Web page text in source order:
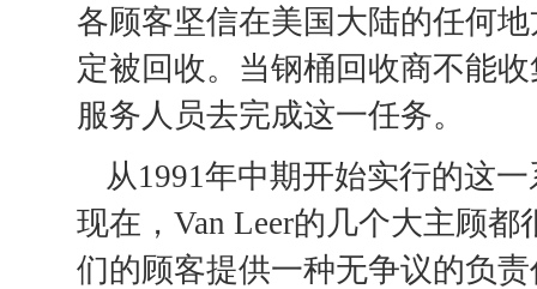
各顾客坚信在美国大陆的任何
定被回收。当钢桶回收商不能
服务人员去完成这一任务。
从1991年中期开始实行的这
现在，Van Leer的几个大主顾
们的顾客提供一种无争议的负